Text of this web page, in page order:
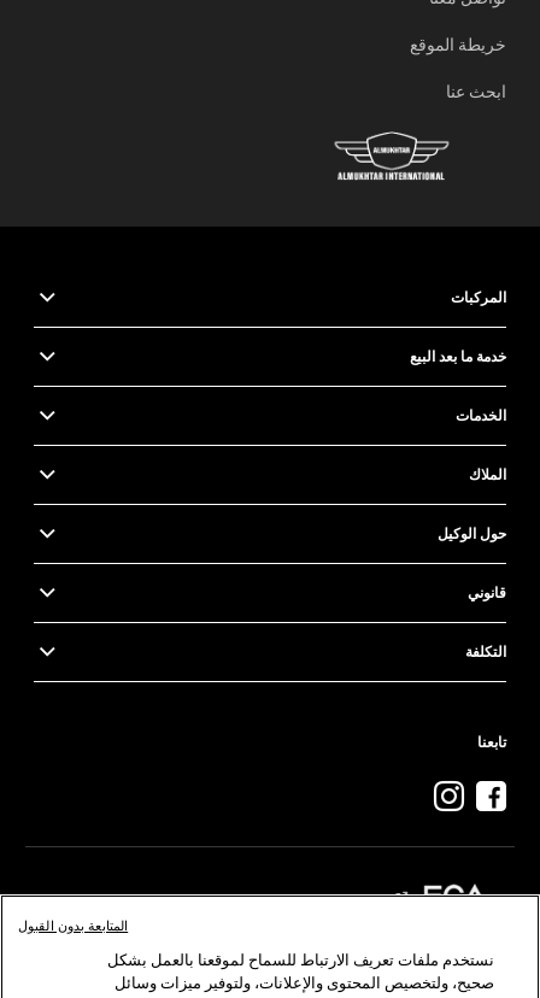
خريطة الموقع
ابحث عنا
المركبات
خدمة ما بعد البيع
الخدمات
الملاك
حول الوكيل
قانوني
التكلفة
تابعنا
نستخدم ملفات تعريف الارتباط للسماح لموقعنا بالعمل بشكل
صحيح، ولتخصيص المحتوى والإعلانات، ولتوفير ميزات وسائل
المتابعة بدون القبول